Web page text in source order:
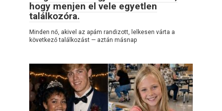
hogy menjen el vele egyetlen
találkozóra.
Minden nő, akivel az apám randizott, lelkesen várta a
következő találkozást — aztán másnap